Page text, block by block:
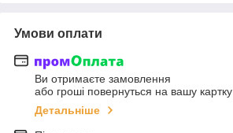
Умови оплати
Ви отримаєте замовлення
або гроші повернуться на вашу картку
Детальніше